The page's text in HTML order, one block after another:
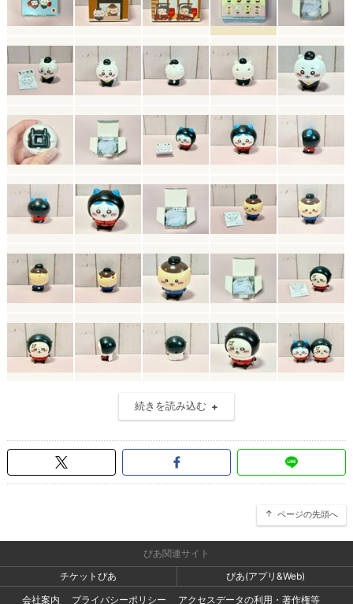
続きを読み込む
ページの先頭へ
ぴあ関連サイト
チケットぴあ
ぴあ(アプリ&Web)
会社案内
プライバシーポリシー アクセスデータの利用・著作権等